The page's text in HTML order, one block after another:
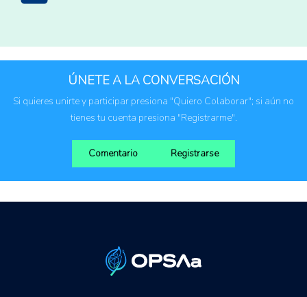
China
Estados Unidos
ÚNETE A LA CONVERSACIÓN
Si quieres unirte y participar presiona "Quiero Colaborar"; si aún no
tienes tu cuenta presiona "Registrarme".
Comentario Registrarse